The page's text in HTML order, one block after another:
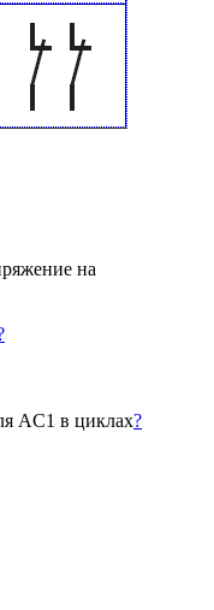
на
AC1 в циклах?